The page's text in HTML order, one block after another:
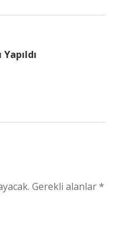
Gerekli alanlar*